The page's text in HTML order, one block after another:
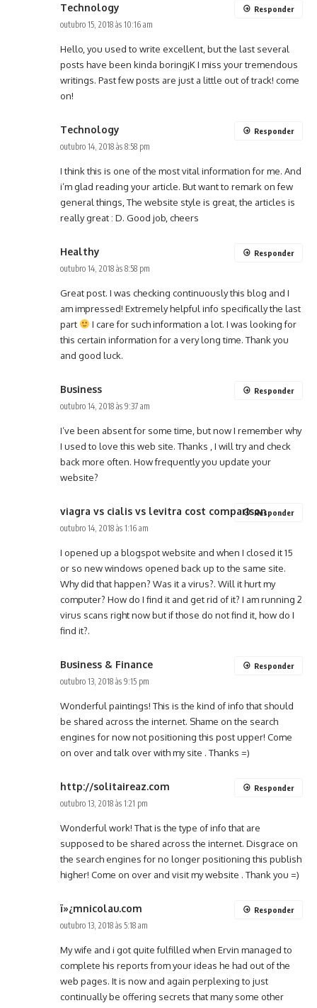
Technology
outubro 15, 2018 às 10:16 am
Hello, you used to write excellent, but the last several
posts have been kinda boring¡K I miss your tremendous
writings. Past few posts are just a little out of track! come
on!
Responder
Technology
outubro 14, 2018 às 8:58 pm
I think this is one of the most vital information for me. And
i’m glad reading your article. But want to remark on few
general things, The website style is great, the articles is
really great : D. Good job, cheers
Responder
Healthy
outubro 14, 2018 às 8:58 pm
Great post. I was checking continuously this blog and I
am impressed! Extremely helpful info specifically the last
part
I care for such information a lot. I was looking for
this certain information for a very long time. Thank you
and good luck.
Responder
Business
outubro 14, 2018 às 9:37 am
I’ve been absent for some time, but now I remember why
I used to love this web site. Thanks , I will try and check
back more often. How frequently you update your
website?
Responder
viagra vs cialis vs levitra cost comparison
outubro 14, 2018 às 1:16 am
I opened up a blogspot website and when I closed it 15
or so new windows opened back up to the same site.
Why did that happen? Was it a virus?. Will it hurt my
computer? How do I find it and get rid of it? I am running 2
virus scans right now but if those do not find it, how do I
find it?.
Responder
Business & Finance
outubro 13, 2018 às 9:15 pm
Wonderful paintings! This is the kind of info that should
be shared across the internet. Shame on the search
engines for now not positioning this post upper! Come
on over and talk over with my site . Thanks =)
Responder
http://solitaireaz.com
outubro 13, 2018 às 1:21 pm
Wonderful work! That is the type of info that are
supposed to be shared across the internet. Disgrace on
the search engines for no longer positioning this publish
higher! Come on over and visit my website . Thank you =)
Responder
ï»¿mnicolau.com
outubro 13, 2018 às 5:18 am
My wife and i got quite fulfilled when Ervin managed to
complete his reports from your ideas he had out of the
web pages. It is now and again perplexing to just
continually be offering secrets that many some other
Responder